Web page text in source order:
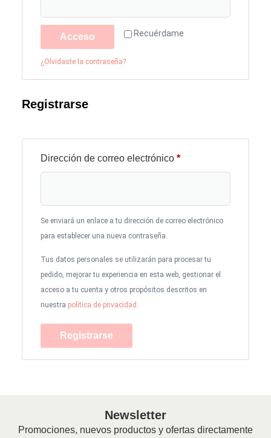
Recuérdame
Acceso
¿Olvidaste la contraseña?
Registrarse
Dirección de correo electrónico *
Se enviará un enlace a tu dirección de correo electrónico
para establecer una nueva contraseña.
Tus datos personales se utilizarán para procesar tu
pedido, mejorar tu experiencia en esta web, gestionar el
acceso a tu cuenta y otros propósitos descritos en
nuestra política de privacidad .
Registrarse
Newsletter
Promociones, nuevos productos y ofertas directamente